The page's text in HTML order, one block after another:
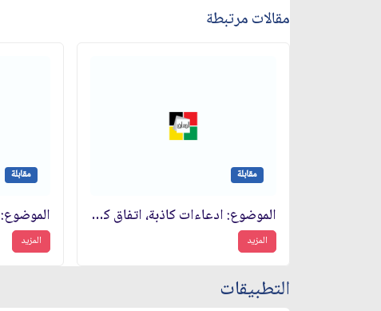
مقالات مرتبطة
مقابلة
الموضوع: ادعاءات كاذبة، اتفاق كامب ديفيد
المزيد
مقابلة
المزيد
التطبيقات